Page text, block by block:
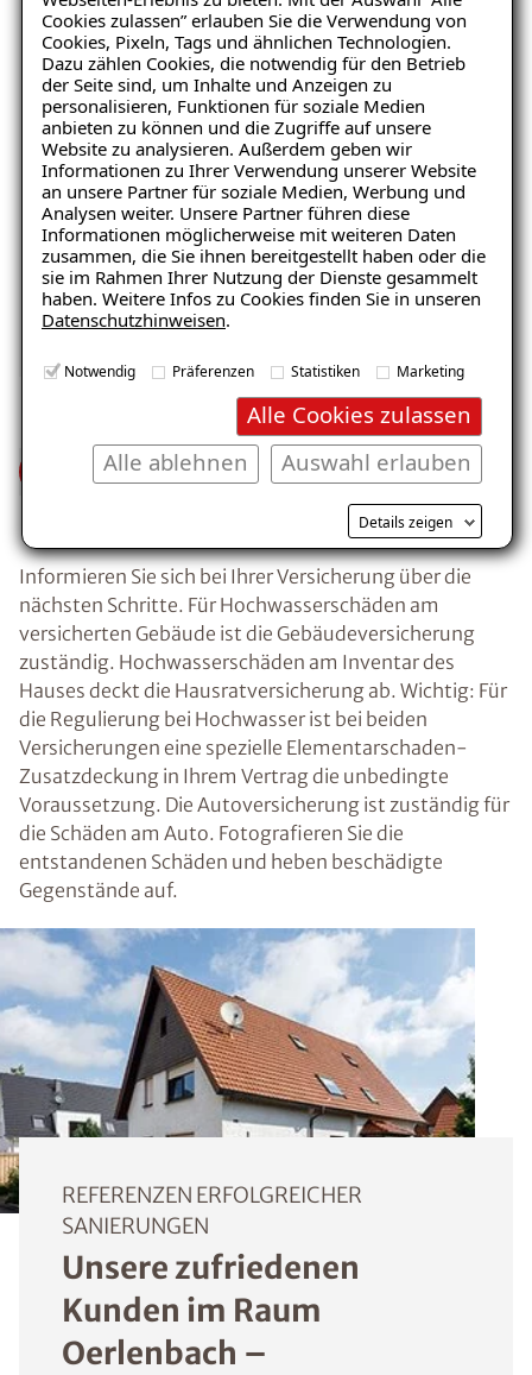
Cookies zulassen” erlauben Sie die Verwendung von
Cookies, Pixeln, Tags und ähnlichen Technologien.
Dazu zählen Cookies, die notwendig für den Betrieb
der Seite sind, um Inhalte und Anzeigen zu
personalisieren, Funktionen für soziale Medien
anbieten zu können und die Zugriffe auf unsere
Website zu analysieren. Außerdem geben wir
Informationen zu Ihrer Verwendung unserer Website
an unsere Partner für soziale Medien, Werbung und
Analysen weiter. Unsere Partner führen diese
Informationen möglicherweise mit weiteren Daten
zusammen, die Sie ihnen bereitgestellt haben oder die
sie im Rahmen Ihrer Nutzung der Dienste gesammelt
haben. Weitere Infos zu Cookies finden Sie in unseren
Datenschutzhinweisen.
Notwendig Präferenzen Statistiken Marketing
Alle Cookies zulassen
Auswahl erlauben
Alle ablehnen
Details zeigen
Keller Wohnraum
Balkon Garage/Boden
Wasserschaden-
Informieren Sie sich bei Ihrer Versicherung über die
nächsten Schritte. Für Hochwasserschäden am
versicherten Gebäude ist die Gebäudeversicherung
zuständig. Hochwasserschäden am Inventar des
Hauses deckt die Hausratversicherung ab. Wichtig: Für
die Regulierung bei Hochwasser ist bei beiden
Versicherungen eine spezielle Elementarschaden-
Zusatzdeckung in Ihrem Vertrag die unbedingte
Voraussetzung. Die Autoversicherung ist zuständig für
die Schäden am Auto. Fotografieren Sie die
entstandenen Schäden und heben beschädigte
Gegenstände auf.
REFERENZEN ERFOLGREICHER
SANIERUNGEN
Unsere zufriedenen
Kunden im Raum
Oerlenbach –